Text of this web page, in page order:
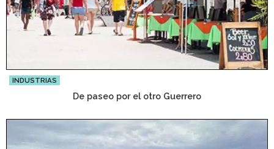
INDUSTRIAS
De paseo por el otro Guerrero